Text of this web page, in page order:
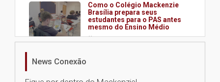
Como o Colégio Mackenzie
Brasília prepara seus
estudantes para o PAS antes
mesmo do Ensino Médio
04.08.2026
na educação dos filhos além da
News Conexão